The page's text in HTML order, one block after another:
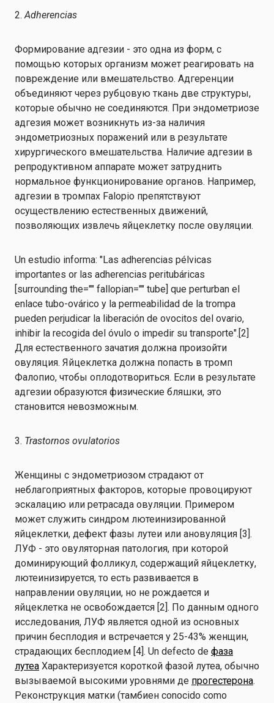
2.Adherencias
Формирование адгезии - это одна из форм, с
помощью которых организм может реагировать на
повреждение или вмешательство. Адгеренции
объединяют через рубцовую ткань две структуры,
которые обычно не соединяются. При эндометриозе
адгезия может возникнуть из-за наличия
эндометриозных поражений или в результате
хирургического вмешательства. Наличие адгезии в
репродуктивном аппарате может затруднить
нормальное функционирование органов. Например,
адгезии в тромпах Falopio препятствуют
осуществлению естественных движений,
позволяющих извлечь яйцеклетку после овуляции.
Un estudio informa: "Las adherencias pélvicas
importantes or las adherencias peritubáricas
[surrounding the="" fallopian="" tube] que perturban el
enlace tubo-ovárico y la permeabilidad de la trompa
pueden perjudicar la liberación de ovocitos del ovario,
inhibir la recogida del óvulo o impedir su transporte".[2]
Для естественного зачатия должна произойти
овуляция. Яйцеклетка должна попасть в тромп
Фалопио, чтобы оплодотвориться. Если в результате
адгезии образуются физические бляшки, это
становится невозможным.
3. Trastornos ovulatorios
Женщины с эндометриозом страдают от
неблагоприятных факторов, которые провоцируют
эскалацию или ретрасада овуляции. Примером
может служить синдром лютеинизированной
яйцеклетки, дефект фазы лутеи или ановуляция [3].
ЛУФ - это овуляторная патология, при которой
доминирующий фолликул, содержащий яйцеклетку,
лютеинизируется, то есть развивается в
направлении овуляции, но не рождается и
яйцеклетка не освобождается [2]. По данным одного
исследования, ЛУФ является одной из основных
причин бесплодия и встречается у 25-43% женщин,
страдающих бесплодием [4]. Un defecto de фаза
лутеа Характеризуется короткой фазой лутеа, обычно
вызываемой высокими уровнями де прогестерона.
Реконструкция матки (тамбиен conocido como